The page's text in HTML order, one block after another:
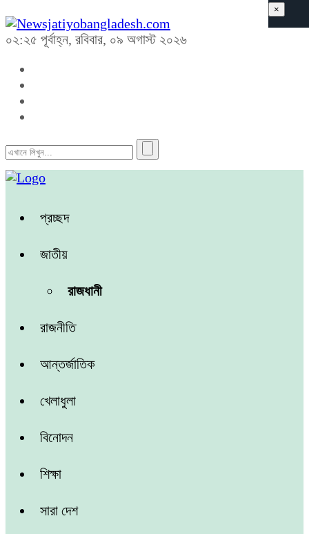
০২:২৫ পূর্বাহ্ন, রবিবার, ০৯ অগাস্ট ২০২৬
প্রচ্ছদ
জাতীয়
রাজধানী
রাজনীতি
আন্তর্জাতিক
খেলাধুলা
বিনোদন
শিক্ষা
সারা দেশ
×